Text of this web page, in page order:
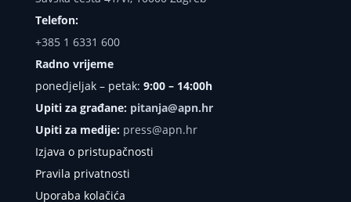
Telefon:
+385 1 6331 600
Radno vrijeme
ponedjeljak – petak: 9:00 – 14:00h
Upiti za građane: pitanja@apn.hr
Upiti za medije: press@apn.hr
Izjava o pristupačnosti
Pravila privatnosti
Uporaba kolačića